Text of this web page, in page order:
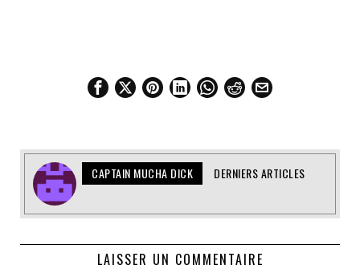
CAPTAIN MUCHA DICK DERNIERS ARTICLES
LAISSER UN COMMENTAIRE